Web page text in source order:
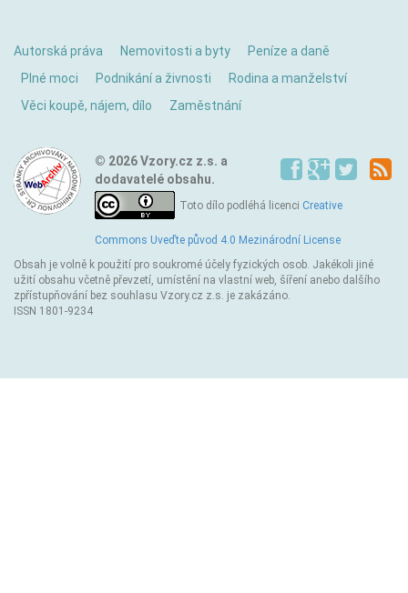
Autorská práva Nemovitosti a byty
Peníze a daně
Plné moci
Podnikání a živnosti
Rodina a manželství
Věci koupě, nájem, dílo
Zaměstnání
© 2026 Vzory.cz z.s. a
dodavatelé obsahu.
Toto dílo podléhá licenci Creative
Commons Uveďte původ 4.0 Mezinárodní License
Obsah je volně k použití pro soukromé účely fyzických osob. Jakékoli jiné
užití obsahu včetně převzetí, umístění na vlastní web, šíření anebo dalšího
zpřístupňování bez souhlasu Vzory.cz z.s. je zakázáno.
ISSN 1801-9234